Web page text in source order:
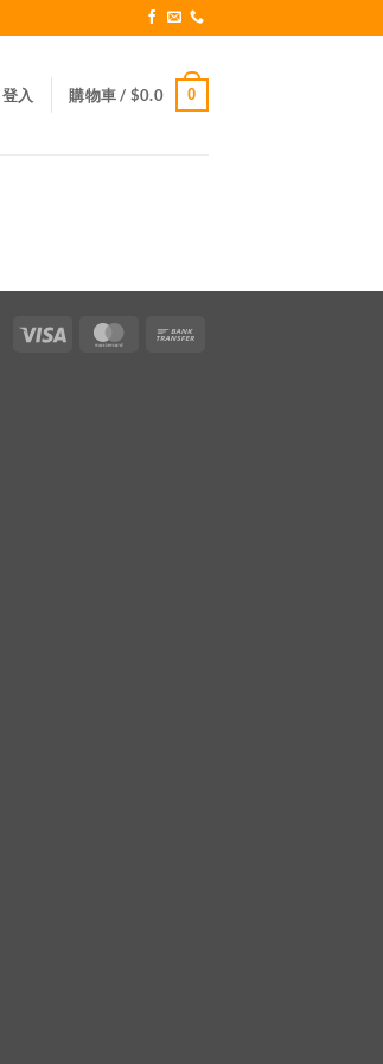
登入 購物車 / $0.0 0
Visa MasterCard